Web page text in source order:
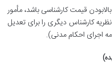
قیمت کارشناسی باشد، مأمور
کارشناس دیگری را برای تعدیل